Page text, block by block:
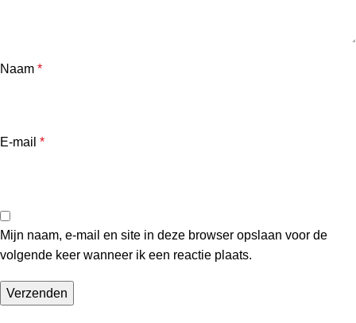
Naam *
E-mail *
Mijn naam, e-mail en site in deze browser opslaan voor de
volgende keer wanneer ik een reactie plaats.